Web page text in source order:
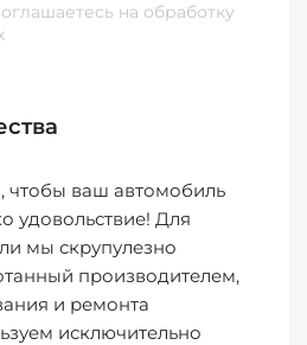
на обработку
чтобы ваш автомобиль
удовольствие! Для
мы скрупулезно
производителем,
и ремонта
исключительно